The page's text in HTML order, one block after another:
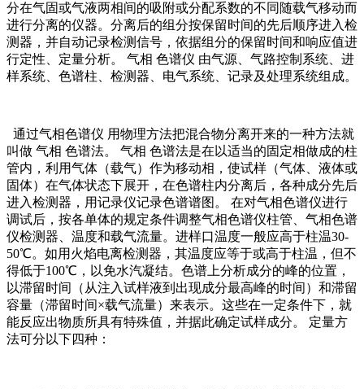
分在气固或气液两相间的吸附或分配系数的不同随载气移动而
进行分离的仪器。分离后的组分按保留时间的先后顺序进入检
测器，并自动记录检测信号，依据组分的保留时间和响应值进
行定性、定量分析。 气相 色谱仪 由气源、气路控制系统、进
样系统、色谱柱、检测器、电气系统、记录及处理系统组成。
通过气相色谱仪 用物理方法把混合物分离开来的一种方法就
叫做 气相 色谱法。 气相 色谱法是在以适当的固定相做成的柱
管内，利用气体（载气）作为移动相，使试样（气体、液体或
固体）在气体状态下展开，在色谱柱内分离后，各种成分先后
进入检测器，用记录仪记录色谱谱图。 在对气相色谱仪进行
调试后，按各单体的规定条件调整气相色谱仪柱管、气相色谱
仪检测器、温度和载气流量。进样口温度一般应高于柱温30-
50℃。如用火焰电离检测器，其温度应等于或高于柱温，但不
得低于100℃，以免水汽凝结。色谱上分析成分的峰的位置，
以滞留时间（从注入试样液到出现成分最高峰的时间）和滞留
容量（滞留时间×载气流量）来表示。这些在一定条件下，就
能反应出物质所具有特殊值，并据此确定试样成分。 定量方
法可分以下四种：